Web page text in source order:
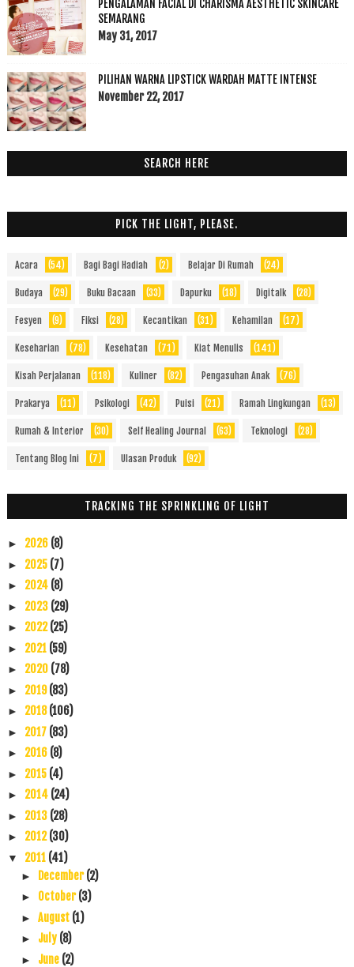
PENGALAMAN FACIAL DI CHARISMA AESTHETIC SKINCARE
SEMARANG
May 31, 2017
PILIHAN WARNA LIPSTICK WARDAH MATTE INTENSE
November 22, 2017
SEARCH HERE
PICK THE LIGHT, PLEASE.
Acara (54) Bagi Bagi Hadiah (2) Belajar Di Rumah (24)
Budaya (29) Buku Bacaan (33) Dapurku (18) Digitalk (28)
Fesyen (9) Fiksi (28) Kecantikan (31) Kehamilan (17)
Keseharian (78) Kesehatan (71) Kiat Menulis (141)
Kisah Perjalanan (118) Kuliner (82) Pengasuhan Anak (76)
Prakarya (11) Psikologi (42) Puisi (21) Ramah Lingkungan (13)
Rumah & Interior (30) Self Healing Journal (63) Teknologi (28)
Tentang Blog Ini (7) Ulasan Produk (92)
TRACKING THE SPRINKLING OF LIGHT
► 2026 (8)
► 2025 (7)
► 2024 (8)
► 2023 (29)
► 2022(25)
► 2021 (59)
► 2020 (78)
► 2019(83)
► 2018(106)
► 2017 (83)
► 2016 (8)
► 2015 (4)
► 2014 (24)
► 2013 (28)
► 2012(30)
▼ 2011 (41)
► December(2)
► October(3)
► August (1)
► July (8)
► June (2)